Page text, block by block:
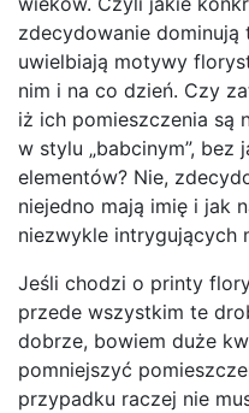
zdecydowanie
uwielbiają motywy
nim i na co dzień. Czy
iż ich pomieszczenia są
w stylu „babcinym”,
elementów? Nie,
niejedno mają imię i jak
niezwykle intrygujących
Jeśli chodzi o printy
przede wszystkim te
dobrze, bowiem duże
pomniejszyć
przypadku raczej nie